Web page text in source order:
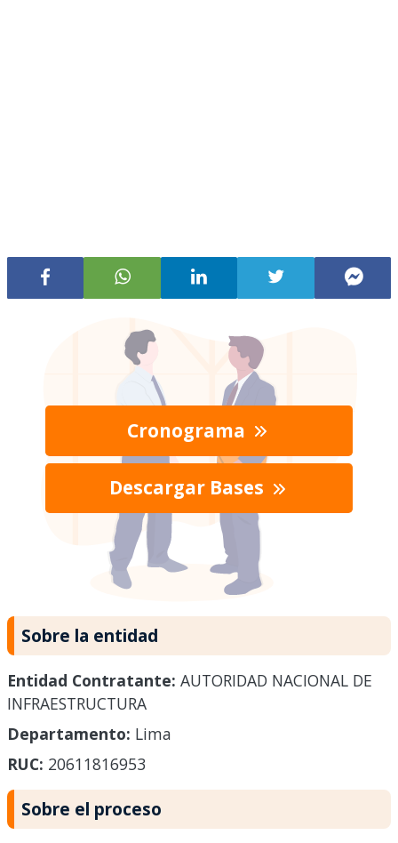
Cronograma
Descargar Bases
Sobre la entidad
Entidad Contratante: AUTORIDAD NACIONAL DE
INFRAESTRUCTURA
Departamento: Lima
RUC: 20611816953
Sobre el proceso